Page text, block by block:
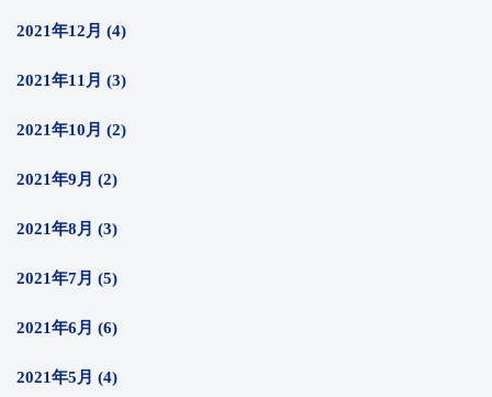
2021年12月 (4)
2021年11月 (3)
2021年10月 (2)
2021年9月 (2)
2021年8月 (3)
2021年7月 (5)
2021年6月 (6)
2021年5月 (4)